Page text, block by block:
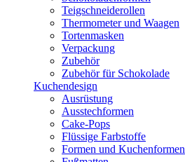
Teigschneiderollen
Thermometer und Waagen
Tortenmasken
Verpackung
Zubehör
Zubehör für Schokolade
Kuchendesign
Ausrüstung
Ausstechformen
Cake-Pops
Flüssige Farbstoffe
Formen und Kuchenformen